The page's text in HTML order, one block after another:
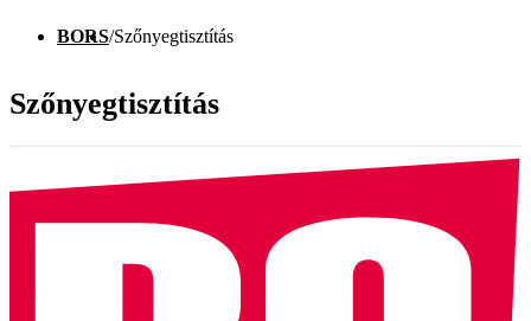
BORS/Szőnyegtisztítás
Szőnyegtisztítás